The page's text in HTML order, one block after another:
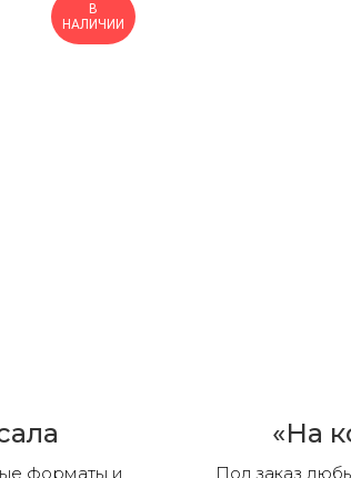
В
НАЛИЧИИ
форматы и
«На
Под заказ